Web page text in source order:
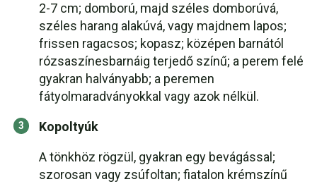
2-7 cm; domború, majd széles domborúvá,
széles harang alakúvá, vagy majdnem lapos;
frissen ragacsos; kopasz; középen barnától
rózsaszínesbarnáig terjedő színű; a perem felé
gyakran halványabb; a peremen
fátyolmaradványokkal vagy azok nélkül.
Kopoltyúk
A tönkhöz rögzül, gyakran egy bevágással;
szorosan vagy zsúfoltan; fiatalon krémszínű